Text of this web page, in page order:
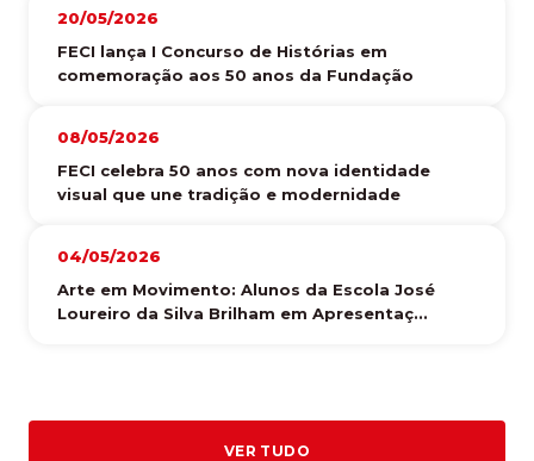
20/05/2026
FECI lança I Concurso de Histórias em
comemoração aos 50 anos da Fundação
08/05/2026
FECI celebra 50 anos com nova identidade
visual que une tradição e modernidade
04/05/2026
Arte em Movimento: Alunos da Escola José
Loureiro da Silva Brilham em Apresentaç...
VER TUDO